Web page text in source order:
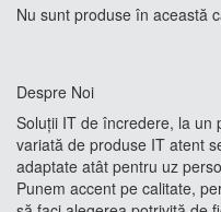
Nu sunt produse în această
Despre Noi
Soluții IT de încredere, la un
variată de produse IT atent
adaptate atât pentru uz
Punem accent pe calitate,